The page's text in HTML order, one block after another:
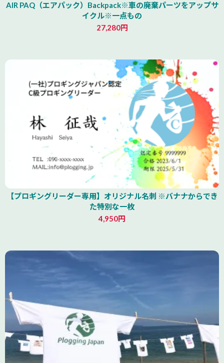
AIR PAQ（エアパック）Backpack※車の廃棄パーツをアップサ
イクル※一点もの
27,280円
【プロギングリーダー専用】オリジナル名刺 ※バナナからでき
た特別な一枚
4,950円